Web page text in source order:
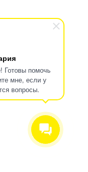
Готовы помочь
мне, если у
вопросы.